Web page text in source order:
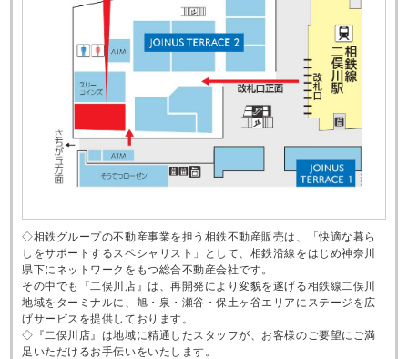
◇相鉄グループの不動産事業を担う相鉄不動産販売は、「快適な暮ら
しをサポートするスペシャリスト」として、相鉄沿線をはじめ神奈川
県下にネットワークをもつ総合不動産会社です。
その中でも『二俣川店』は、再開発により変貌を遂げる相鉄線二俣川
地域をターミナルに、旭・泉・瀬谷・保土ヶ谷エリアにステージを広
げサービスを提供しております。
◇『二俣川店』は地域に精通したスタッフが、お客様のご要望にご満
足いただけるお手伝いをいたします。